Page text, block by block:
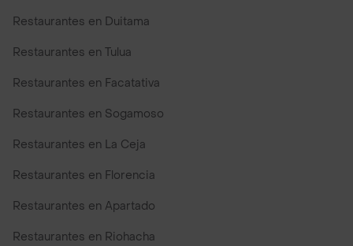
Restaurantes en Duitama
Restaurantes en Tulua
Restaurantes en Facatativa
Restaurantes en Sogamoso
Restaurantes en La Ceja
Restaurantes en Florencia
Restaurantes en Apartado
Restaurantes en Riohacha